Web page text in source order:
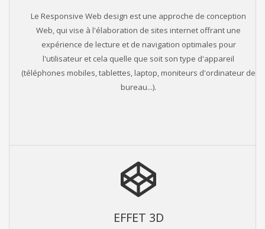
Le Responsive Web design est une approche de conception
Web, qui vise à l'élaboration de sites internet offrant une
expérience de lecture et de navigation optimales pour
l'utilisateur et cela quelle que soit son type d'appareil
(téléphones mobiles, tablettes, laptop, moniteurs d'ordinateur de
bureau...).
EFFET 3D